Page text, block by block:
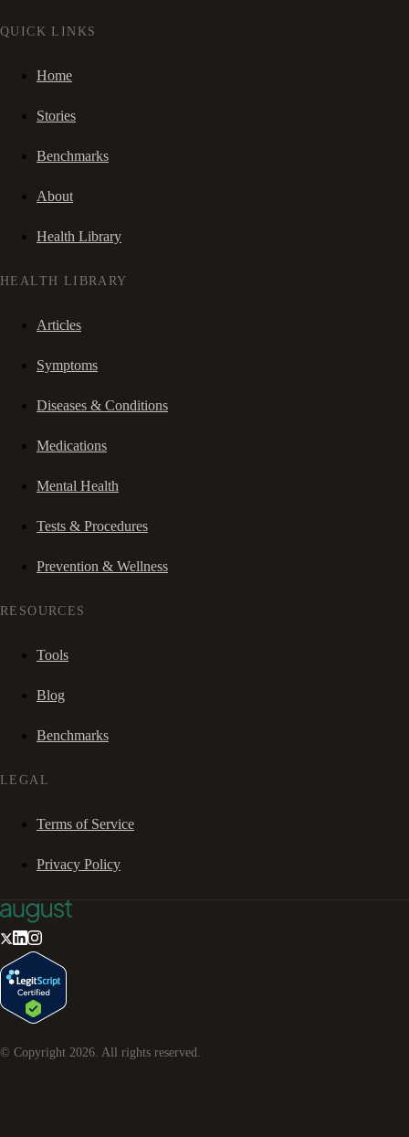
QUICK LINKS
Home
Stories
Benchmarks
About
Health Library
HEALTH LIBRARY
Articles
Symptoms
Diseases & Conditions
Medications
Mental Health
Tests & Procedures
Prevention & Wellness
RESOURCES
Tools
Blog
Benchmarks
LEGAL
Terms of Service
Privacy Policy
© Copyright 2026 . All rights reserved.